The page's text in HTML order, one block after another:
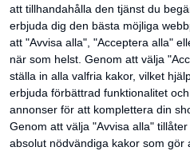
att tillhandahålla den tjänst du
erbjuda dig den bästa möjliga
att "Avvisa alla", "Acceptera alla"
när som helst. Genom att välja
ställa in alla valfria kakor, vilket
erbjuda förbättrad funktionalitet
annonser för att komplettera din
Genom att välja "Avvisa alla"
absolut nödvändiga kakor som gör